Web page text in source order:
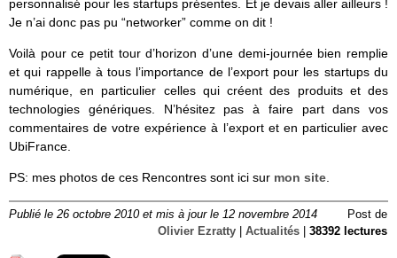
personnalisé pour les startups présentes. Et je devais aller ailleurs !
Je n’ai donc pas pu “networker” comme on dit !
Voilà pour ce petit tour d’horizon d’une demi-journée bien remplie
et qui rappelle à tous l’importance de l’export pour les startups du
numérique, en particulier celles qui créent des produits et des
technologies génériques. N’hésitez pas à faire part dans vos
commentaires de votre expérience à l’export et en particulier avec
UbiFrance.
PS: mes photos de ces Rencontres sont ici sur mon site.
Publié le 26 octobre 2010 et mis à jour le 12 novembre 2014
Post de
Olivier Ezratty
Actualités 38392 lectures